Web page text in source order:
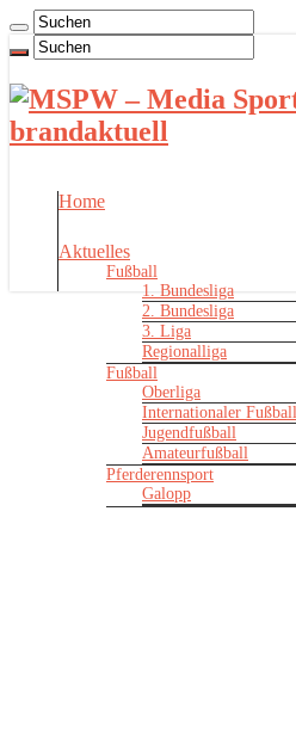
brandaktuell
Home
Aktuelles
Fußball
1. Bundesliga
2. Bundesliga
3. Liga
Regionalliga
Fußball
Oberliga
Internationaler Fußball
Jugendfußball
Amateurfußball
Pferderennsport
Galopp